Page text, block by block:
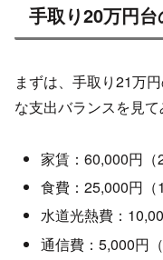
手取り20万円
まずは、手取り21万
な支出バランスを見て
家賃：60,000円（
食費：25,000円（
水道光熱費：
通信費：5,000円（